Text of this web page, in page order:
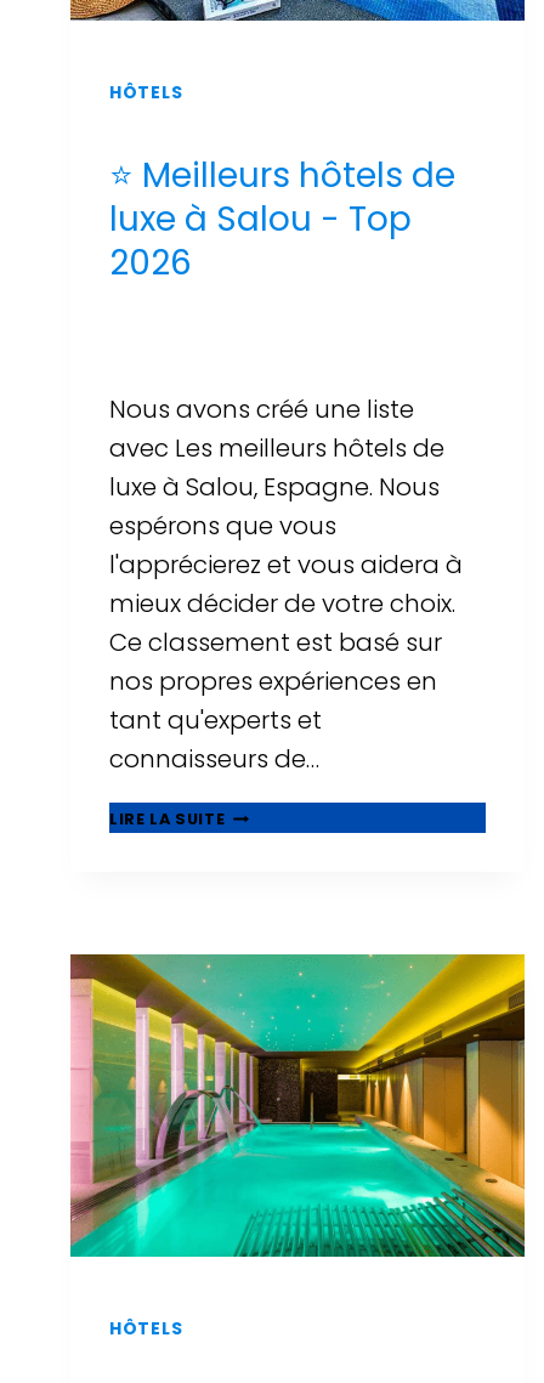
HÔTELS
⭐ Meilleurs hôtels de
luxe à Salou - Top
2026
Nous avons créé une liste
avec Les meilleurs hôtels de
luxe à Salou, Espagne. Nous
espérons que vous
l'apprécierez et vous aidera à
mieux décider de votre choix.
Ce classement est basé sur
nos propres expériences en
tant qu'experts et
connaisseurs de…
LIRE LA SUITE⭐
MEILLEURS
SALOU
TOP
2026
HÔTELS